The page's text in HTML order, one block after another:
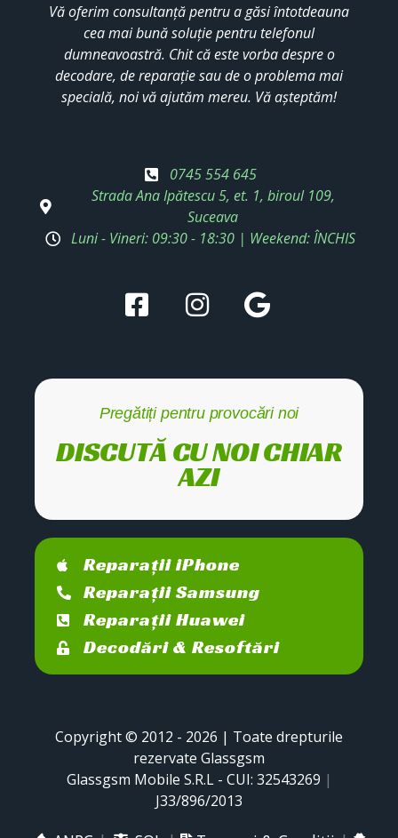
Vă oferim consultanță pentru a găsi întotdeauna
cea mai bună soluție pentru telefonul
dumneavoastră. Chit că este vorba despre o
decodare, de reparație sau de o problema mai
specială, noi vă ajutăm mereu. Vă așteptăm!
0745 554 645
Strada Ana Ipătescu 5, et. 1, biroul 109,
Suceava
Luni - Vineri: 09:30 - 18:30 | Weekend: ÎNCHIS
Pregătiți pentru provocări noi
DISCUTĂ CU NOI CHIAR
AZI
Reparații iPhone
Reparații Samsung
Reparații Huawei
Decodări & Resoftări
Copyright © 2012 - 2026 | Toate drepturile
rezervate Glassgsm
Glassgsm Mobile S.R.L - CUI: 32543269 |
J33/896/2013